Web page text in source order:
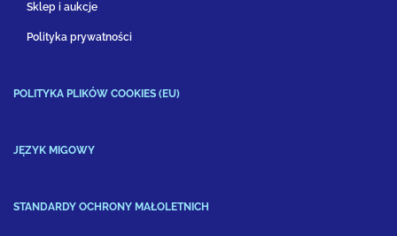
Sklep i aukcje
Polityka prywatności
POLITYKA PLIKÓW COOKIES (EU)
JĘZYK MIGOWY
STANDARDY OCHRONY MAŁOLETNICH